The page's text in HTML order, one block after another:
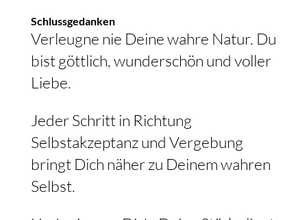
Schlussgedanken
Verleugne nie Deine wahre Natur. Du
bist göttlich, wunderschön und voller
Liebe.
Jeder Schritt in Richtung
Selbstakzeptanz und Vergebung
bringt Dich näher zu Deinem wahren
Selbst.